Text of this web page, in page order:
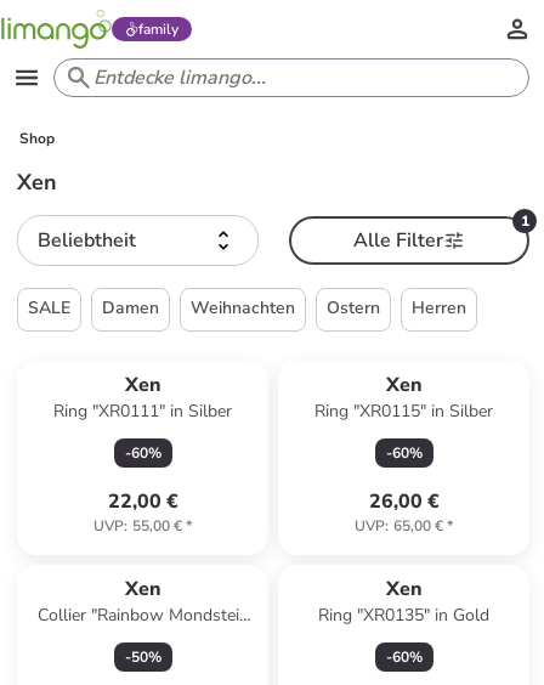
family
Shop
Xen
Beliebtheit
1
Alle Filter
SALE Damen Weihnachten Ostern Herren
Xen
Ring "XR0111" in Silber
-60%
22,00 €
UVP: 55,00 €*
Xen
Ring "XR0115" in Silber
-60%
26,00 €
UVP: 65,00 €*
Xen
Collier "Rainbow Mondstein
oval" in Weiß
-50%
Xen
Ring "XR0135" in Gold
-60%